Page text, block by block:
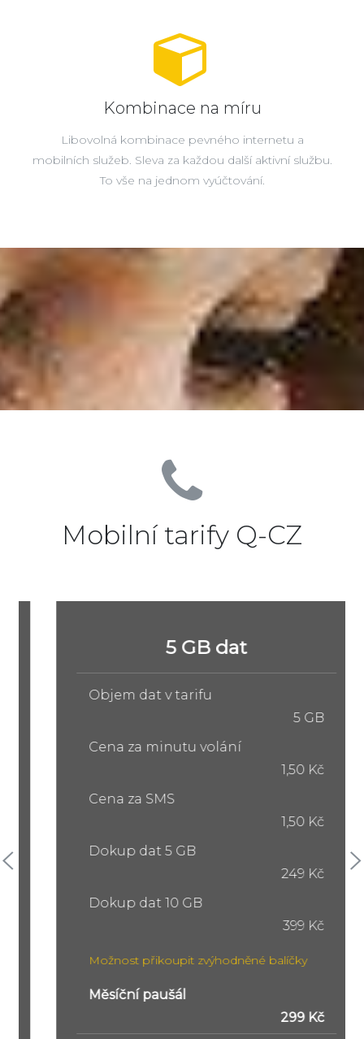
Kombinace na míru
Libovolná kombinace pevného internetu a
mobilních služeb. Sleva za každou další aktivní službu.
To vše na jednom vyúčtování.
Mobilní tarify Q-CZ
5 GB dat
Objem dat v tarifu
5 GB
Cena za minutu volání
1,50 Kč
Cena za SMS
1,50 Kč
Dokup dat 5 GB
249 Kč
Dokup dat 10 GB
399 Kč
Možnost přikoupit zvýhodněné balíčky
Měsíční paušál
299 Kč